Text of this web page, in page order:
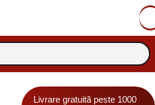
Camere IP interior
Livrare gratuită peste 1000